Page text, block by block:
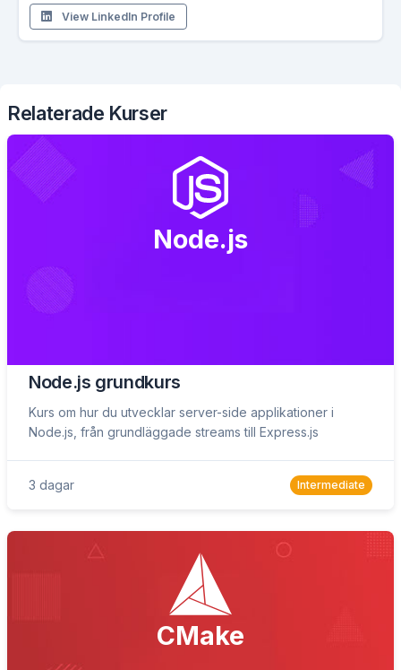
View LinkedIn Profile
Relaterade Kurser
Node.js
Node.js grundkurs
Kurs om hur du utvecklar server-side applikationer i
Node.js, från grundläggade streams till Express.js
3 dagar Intermediate
CMake